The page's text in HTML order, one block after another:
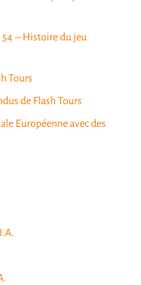
54 – Histoire du jeu
Tours
de Flash Tours
Européenne avec des